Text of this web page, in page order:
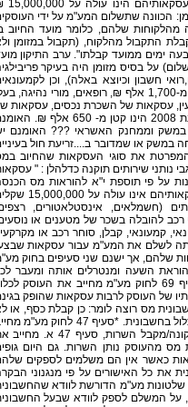
על בסיס מזומן גם
עד 650,000 ₪). בסיס מזומן: הכוונה שתשלום המע"מ על ידי
שלהם, כלומר מועד החיוב
התקבול מהלקוח, (תקבול במזומן
יאוחר מ שבעה ימים ממועד קבלתו". ערב התיקון
על בסיס מזומן היה בעיקר
חשבון וכיוצא באלה), וכן
קטנים שמחזור המכירות שלהם בשנת 2008 הינו קטן מ-1,700 אלף ₪, רופאים, מורי נהיגה,
עסקאות של השכרת נכסים, עסקאות
מתן אשראי, ונותני שירותים שמחזור עסקאותיהם בשנת 2008 הינו קטן מ- 650 אלף
במשק וממחנק האשראי ??? האומנם
במשק או שמדובר ב....זריעת חול
תקנה 7 לתקנות מס ערך מוסף , התשל"ו-1976 המפרטת את סוגי העסקאות שהחיוב
נותני שירותים תוקנה כדלהלן : "
על פי תוספת י"א להוראות מס
(אלה הם נותני השירותים. ב.א. ), ובלבד שמחזור עסקאותיהם אינו
(חשמלאים, אינסטלאטורים,
רכב להובלה בשכר של מטענים או
קמעונאי, קבלן, סוחר רכב או
לשלם את המע"מ עבור עסקאות
שלהם, אך ישנם שני סעיפים בחוק
השעה ומנטרלים אותה ומעבר
כוחות השוק יגברו על "הרצון הטוב" של התקנה. *סעיף 69 לחוק מע"מ מחייב את העוסק
של העוסק לרבות עסקאות שהופק
מס רוצה לומר: כן קבלת כסף, או
קבלת כסף הפקת חשבונית מס- תשלם את המע"מ הכלול בחשבונית. *סעיף 47 לחוק
עוסק מורשה להפיק חשבונית מס בכל דרישה של הקונה/מקבל השרות, סעיף 47
מהעוסק נותן השרות. גם היום
כאשר אין הם משלמים לספקים
את כל האישורים על פי מנגנוני
שלטונות מע"מ הדורשת לוודא
על המשלם לספק לוודא שבעל